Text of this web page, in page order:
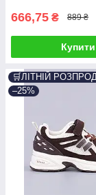
666,75 ₴ 889 ₴
Купити
🛒ЛІТНІЙ
–25%